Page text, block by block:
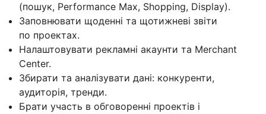
(пошук, Performance Max, Shopping, Display).
Заповнювати щоденні та щотижневі звіти
по проектах.
Налаштовувати рекламні акаунти та Merchant
Center.
Збирати та аналізувати дані: конкуренти,
аудиторія, тренди.
Брати участь в обговоренні проектів і